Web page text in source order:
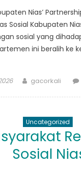
Nias’
Sosial Kabupaten
sosial yang
ini beralih ke
Author
gacorkali
Uncategorized
Sosial